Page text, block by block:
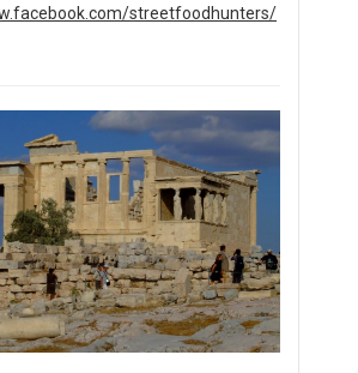
streetfoodhunters/